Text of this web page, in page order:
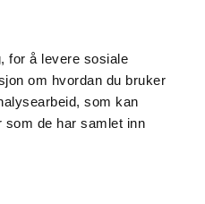
for å levere sosiale
om hvordan du bruker
som kan
som de har samlet inn